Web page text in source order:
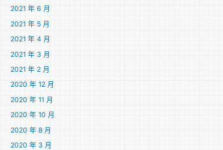
2021 年 6 月
2021 年 5 月
2021 年 4 月
2021 年 3 月
2021 年 2 月
2020 年 12 月
2020 年 11 月
2020 年 10 月
2020 年 8 月
2020 年 3 月